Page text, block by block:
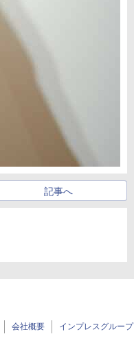
記事へ
会社概要 インプレスグループ